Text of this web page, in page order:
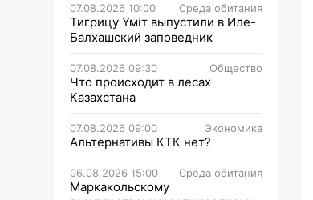
07.08.2026 10:00 Среда обитания
Тигрицу Үміт выпустили в Иле-
Балхашский заповедник
07.08.2026 09:30 Общество
Что происходит в лесах
Казахстана
07.08.2026 09:00 Экономика
Альтернативы КТК нет?
06.08.2026 15:00 Среда обитания
Маркакольскому